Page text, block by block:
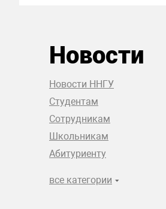
Новости
Новости ННГУ
Студентам
Сотрудникам
Школьникам
Абитуриенту
все категории